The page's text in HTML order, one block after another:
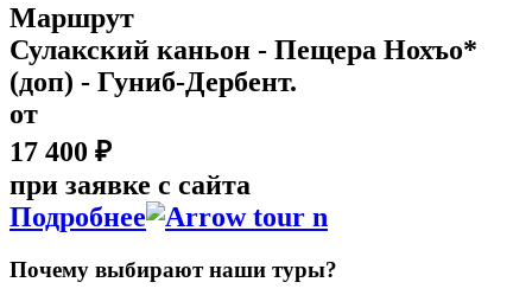
Маршрут
Сулакский каньон - Пещера Нохъо*
(доп) - Гуниб-Дербент.
от
17 400 ₽
при заявке с сайта
Подробнее
Почему выбирают наши туры?